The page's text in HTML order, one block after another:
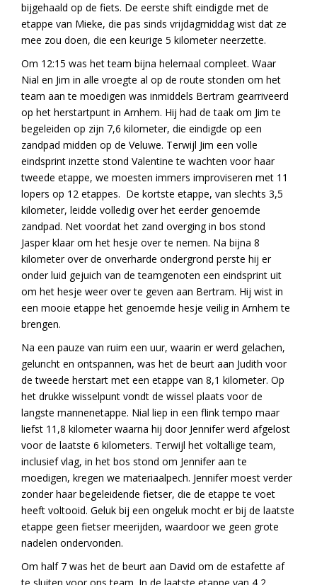
bijgehaald op de fiets. De eerste shift eindigde met de
etappe van Mieke, die pas sinds vrijdagmiddag wist dat ze
mee zou doen, die een keurige 5 kilometer neerzette.
Om 12:15 was het team bijna helemaal compleet. Waar
Nial en Jim in alle vroegte al op de route stonden om het
team aan te moedigen was inmiddels Bertram gearriveerd
op het herstartpunt in Arnhem. Hij had de taak om Jim te
begeleiden op zijn 7,6 kilometer, die eindigde op een
zandpad midden op de Veluwe. Terwijl Jim een volle
eindsprint inzette stond Valentine te wachten voor haar
tweede etappe, we moesten immers improviseren met 11
lopers op 12 etappes. De kortste etappe, van slechts 3,5
kilometer, leidde volledig over het eerder genoemde
zandpad. Net voordat het zand overging in bos stond
Jasper klaar om het hesje over te nemen. Na bijna 8
kilometer over de onverharde ondergrond perste hij er
onder luid gejuich van de teamgenoten een eindsprint uit
om het hesje weer over te geven aan Bertram. Hij wist in
een mooie etappe het genoemde hesje veilig in Arnhem te
brengen.
Na een pauze van ruim een uur, waarin er werd gelachen,
geluncht en ontspannen, was het de beurt aan Judith voor
de tweede herstart met een etappe van 8,1 kilometer. Op
het drukke wisselpunt vondt de wissel plaats voor de
langste mannenetappe. Nial liep in een flink tempo maar
liefst 11,8 kilometer waarna hij door Jennifer werd afgelost
voor de laatste 6 kilometers. Terwijl het voltallige team,
inclusief vlag, in het bos stond om Jennifer aan te
moedigen, kregen we materiaalpech. Jennifer moest verder
zonder haar begeleidende fietser, die de etappe te voet
heeft voltooid. Geluk bij een ongeluk mocht er bij de laatste
etappe geen fietser meerijden, waardoor we geen grote
nadelen ondervonden.
Om half 7 was het de beurt aan David om de estafette af